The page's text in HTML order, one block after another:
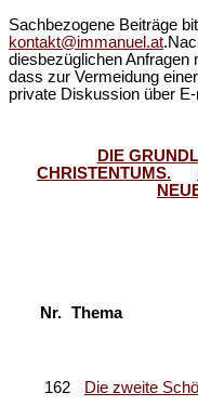
Sachbezogene Beiträge
kontakt@immanuel.at
diesbezüglichen Anfragen
dass zur Vermeidung
private Diskussion über
DIE
CHRISTENTUMS.
Nr. Thema
162 Die zweite